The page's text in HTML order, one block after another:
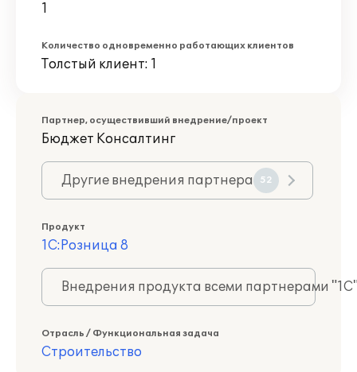
1
Количество одновременно работающих клиентов
Толстый клиент: 1
Партнер, осуществивший внедрение/проект
Бюджет Консалтинг
Другие внедрения партнера 52
Продукт
1С:Розница 8
Внедрения продукта всеми партнерами
Отрасль / Функциональная задача
Строительство